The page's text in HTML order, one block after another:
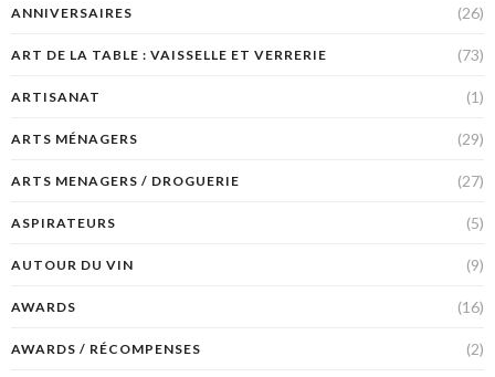
ANNIVERSAIRES (26)
ART DE LA TABLE : VAISSELLE ET VERRERIE (73)
ARTISANAT (1)
ARTS MÉNAGERS (29)
ARTS MENAGERS / DROGUERIE (27)
ASPIRATEURS (5)
AUTOUR DU VIN (9)
AWARDS (16)
AWARDS / RÉCOMPENSES (2)